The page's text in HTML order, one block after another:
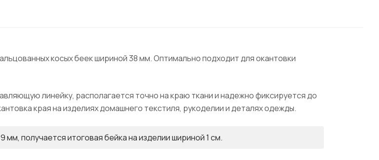
косых беек шириной 38 мм. Оптимально подходит для окантовки
линейку, располагается точно на краю ткани и надежно фиксируется до
края на изделиях домашнего текстиля, рукоделии и деталях одежды.
получается итоговая бейка на изделии шириной 1 см.